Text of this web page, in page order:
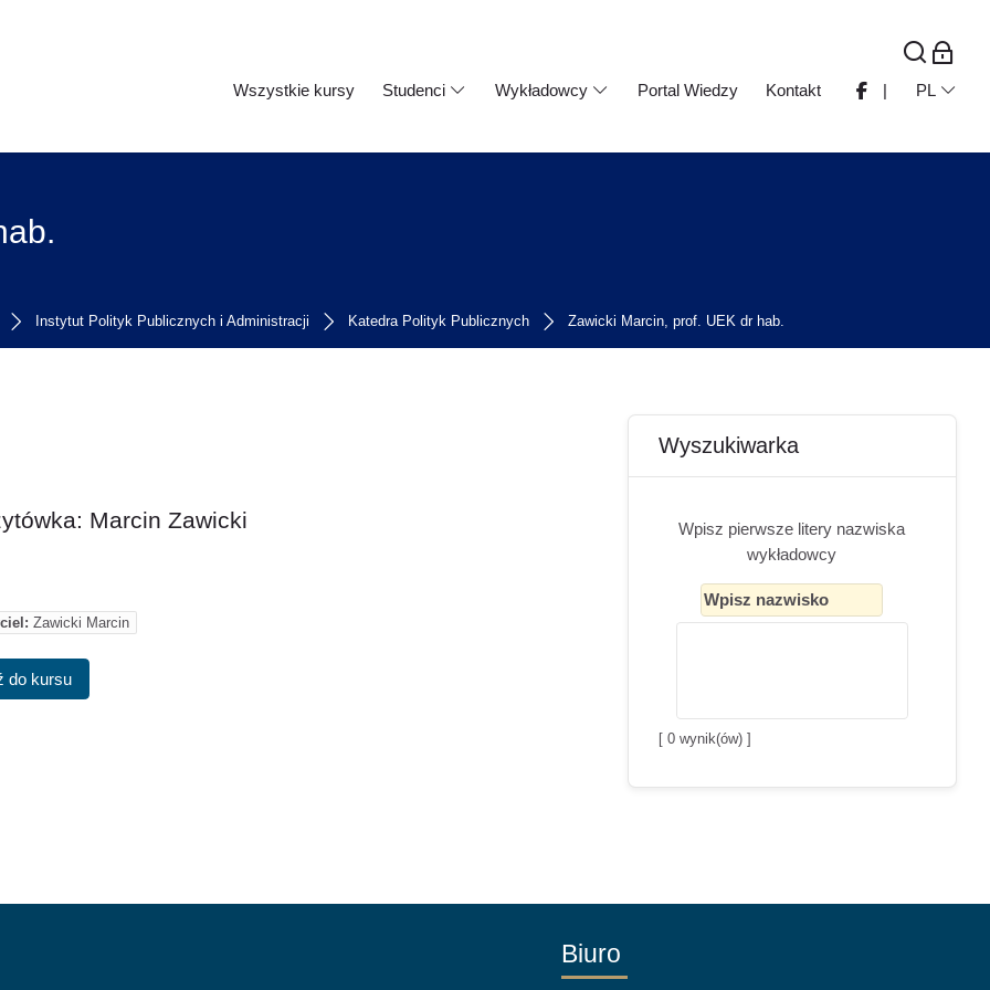
Wszystkie kursy Studenci Wykładowcy Portal Wiedzy Kontakt | PL
Instytut Polityk Publicznych i Administracji Katedra Polityk Publicznych Zawicki Marcin, prof. UEK dr hab.
Marcin Zawicki
Zawicki Marcin
do kursu
Bloki
Wyszukiwarka
Wpisz pierwsze litery nazwiska
wykładowcy
[ 0wynik(ów) ]
Biuro